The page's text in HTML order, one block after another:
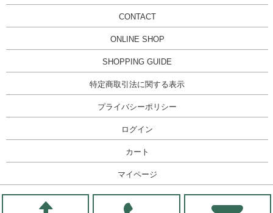
CONTACT
ONLINE SHOP
SHOPPING GUIDE
特定商取引法に関する表示
プライバシーポリシー
ログイン
カート
マイページ